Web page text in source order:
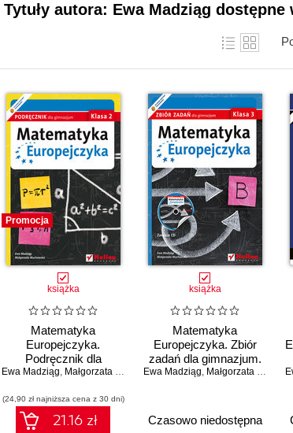
Tytuły autora: Ewa Madziąg
Promocja
książka
Matematyka
Europejczyka.
Podręcznik dla
gimnazjum. Klasa 2
Ewa Madziąg, Małgorzata Muchowska
(24,90 zł najniższa cena z 30 dni)
21.16 zł
książka
Matematyka
Europejczyka. Zbiór
zadań dla gimnazjum.
Klasa 3
Ewa Madziąg, Małgorzata Muchowska
Czasowo niedostępna